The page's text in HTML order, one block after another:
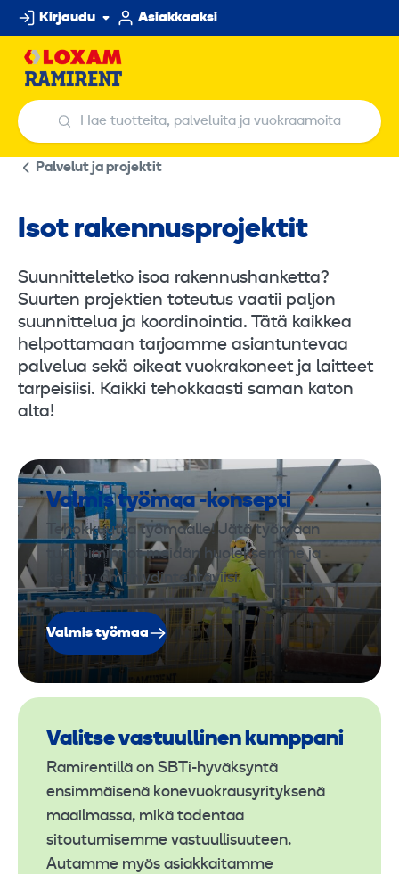
Hyppää
sisältöön
Kirjaudu Asiakkaaksi
Hae tuotteita, palveluita ja
Hae tuotteita, palveluita ja vuokraamoita
Palvelut ja projektit
Isot rakennusprojektit
Suunnitteletko isoa rakennushanketta?
Suurten projektien toteutus vaatii paljon
suunnittelua ja koordinointia. Tätä kaikkea
helpottamaan tarjoamme asiantuntevaa
palvelua sekä oikeat vuokrakoneet ja laitteet
tarpeisiisi. Kaikki tehokkaasti saman katon
alta!
Valmis työmaa -konsepti
Tehokkuutta työmaalle! Jätä työmaan
tukitoiminnot meidän huoleksemme ja
keskity omiin ydintehtäviisi.
Valmis työmaa
Valitse vastuullinen kumppani
Ramirentillä on SBTi-hyväksyntä
ensimmäisenä konevuokrausyrityksenä
maailmassa, mikä todentaa
sitoutumisemme vastuullisuuteen.
Autamme myös asiakkaitamme